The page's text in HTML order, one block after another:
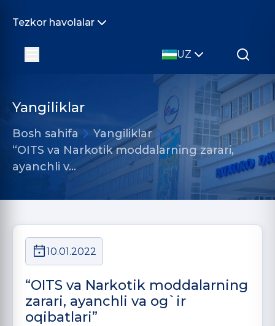
Tezkor havolalar
UZ
Yangiliklar
Bosh sahifa
Yangiliklar
“OITS va Narkotik moddalarning zarari,
ayanchli v…
10.01.2022
“OITS va Narkotik moddalarning
zarari, ayanchli va og`ir
oqibatlari”